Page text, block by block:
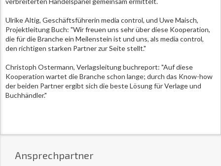
Ulrike Altig, Geschäftsführerin media control, und Uwe Maisch,
Projektleitung Buch: "Wir freuen uns sehr über diese Kooperation,
die für die Branche ein Meilenstein ist und uns, als media control,
den richtigen starken Partner zur Seite stellt."
Christoph Ostermann, Verlagsleitung buchreport: "Auf diese
Kooperation wartet die Branche schon lange; durch das Know-how
der beiden Partner ergibt sich die beste Lösung für Verlage und
Buchhändler."
Ansprechpartner